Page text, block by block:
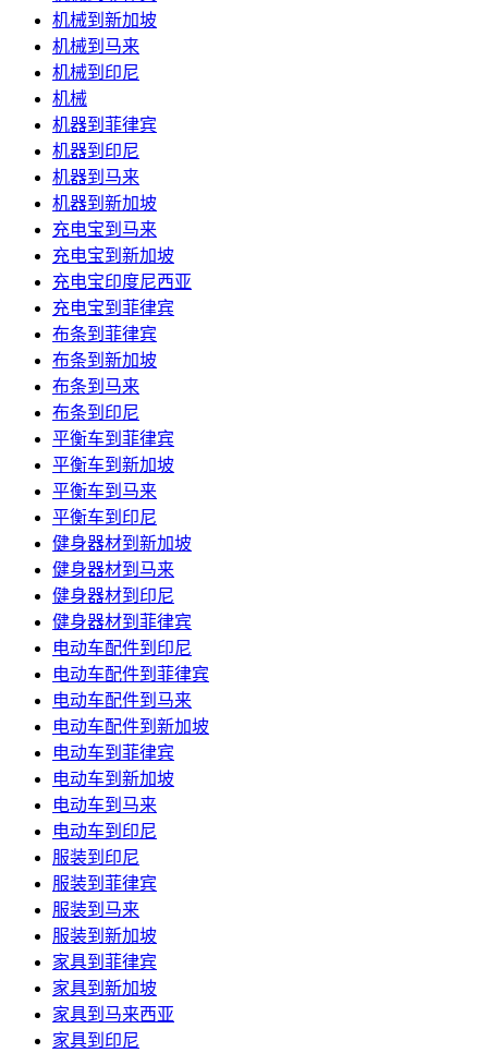
机械到新加坡
机械到马来
机械到印尼
机械
机器到菲律宾
机器到印尼
机器到马来
机器到新加坡
充电宝到马来
充电宝到新加坡
充电宝印度尼西亚
充电宝到菲律宾
布条到菲律宾
布条到新加坡
布条到马来
布条到印尼
平衡车到菲律宾
平衡车到新加坡
平衡车到马来
平衡车到印尼
健身器材到新加坡
健身器材到马来
健身器材到印尼
健身器材到菲律宾
电动车配件到印尼
电动车配件到菲律宾
电动车配件到马来
电动车配件到新加坡
电动车到菲律宾
电动车到新加坡
电动车到马来
电动车到印尼
服装到印尼
服装到菲律宾
服装到马来
服装到新加坡
家具到菲律宾
家具到新加坡
家具到马来西亚
家具到印尼